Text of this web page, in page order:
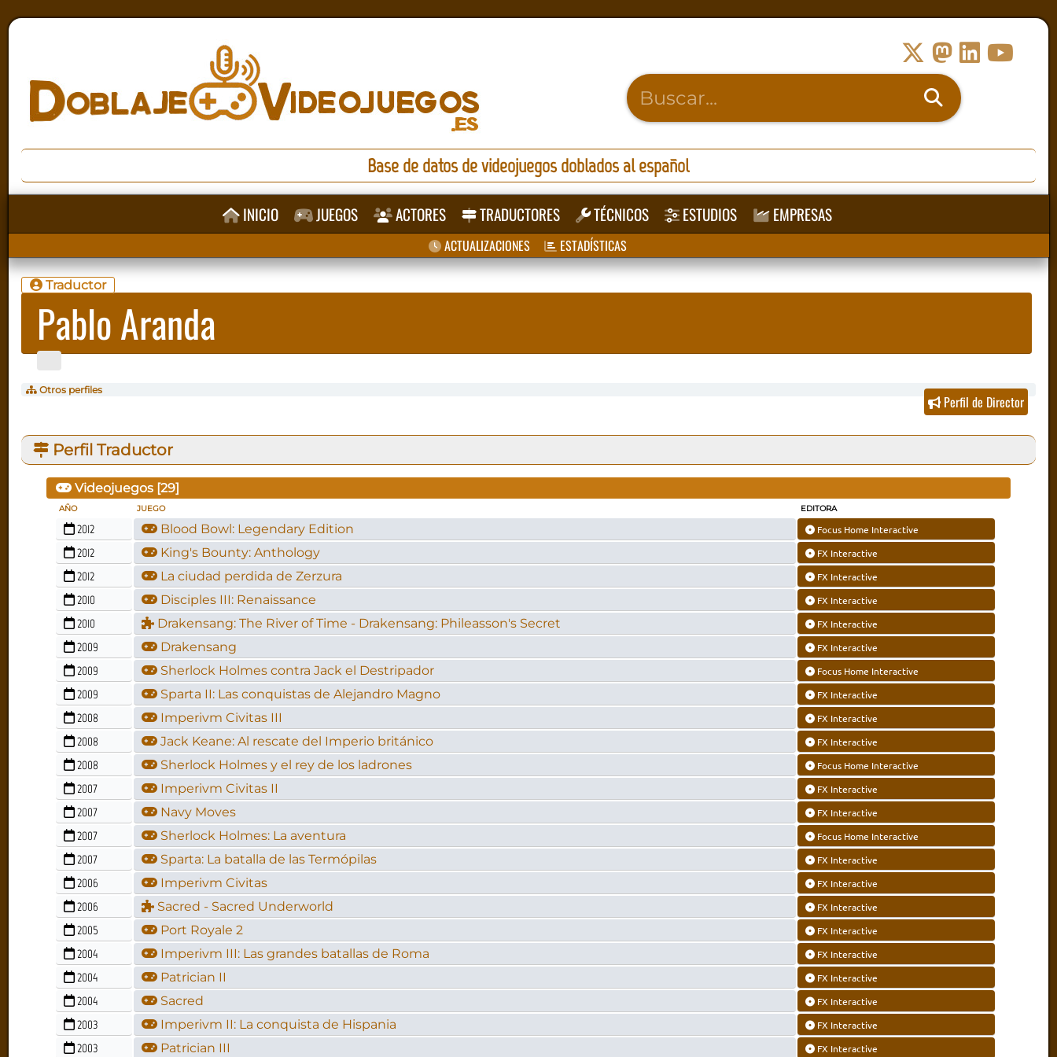
Base de datos de videojuegos doblados al español
INICIO JUEGOS ACTORES TRADUCTORES TÉCNICOS ESTUDIOS EMPRESAS
ACTUALIZACIONES ESTADÍSTICAS
Traductor
Pablo Aranda
Otros perfiles
Perfil de Director
Perfil Traductor
Videojuegos [29]
AÑO JUEGO EDITORA
2012 Blood Bowl: Legendary Edition Focus Home Interactive
2012 King's Bounty: Anthology FX Interactive
2012 La ciudad perdida de Zerzura FX Interactive
2010 Disciples III: Renaissance FX Interactive
2010 Drakensang: The River of Time - Drakensang: Phileasson's Secret FX Interactive
2009 Drakensang FX Interactive
2009 Sherlock Holmes contra Jack el Destripador Focus Home Interactive
2009 Sparta II: Las conquistas de Alejandro Magno FX Interactive
2008 Imperivm Civitas III FX Interactive
2008 Jack Keane: Al rescate del Imperio británico FX Interactive
2008 Sherlock Holmes y el rey de los ladrones Focus Home Interactive
2007 Imperivm Civitas II FX Interactive
2007 Navy Moves FX Interactive
2007 Sherlock Holmes: La aventura Focus Home Interactive
2007 Sparta: La batalla de las Termópilas FX Interactive
2006 Imperivm Civitas FX Interactive
2006 Sacred - Sacred Underworld FX Interactive
2005 Port Royale 2 FX Interactive
2004 Imperivm III: Las grandes batallas de Roma FX Interactive
2004 Patrician II FX Interactive
2004 Sacred FX Interactive
2003 Imperivm II: La conquista de Hispania FX Interactive
2003 Patrician III FX Interactive